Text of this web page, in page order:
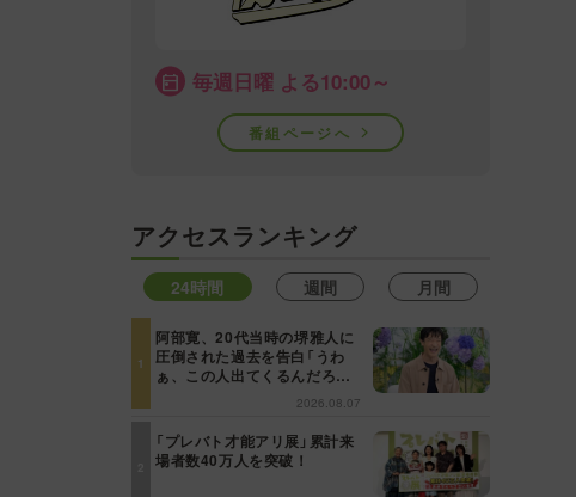
毎週日曜 よる10:00～
番組ページへ
アクセスランキング
24時間 週間 月間
阿部寛、20代当時の堺雅人に
圧倒された過去を告白「うわ
ぁ、この人出てくるんだろう
2026.08.07
「プレバト才能アリ展」累計来
場者数40万人を突破！